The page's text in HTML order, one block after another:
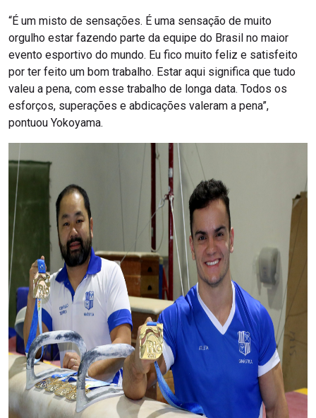
“É um misto de sensações. É uma sensação de muito
orgulho estar fazendo parte da equipe do Brasil no maior
evento esportivo do mundo. Eu fico muito feliz e satisfeito
por ter feito um bom trabalho. Estar aqui significa que tudo
valeu a pena, com esse trabalho de longa data. Todos os
esforços, superações e abdicações valeram a pena”,
pontuou Yokoyama.